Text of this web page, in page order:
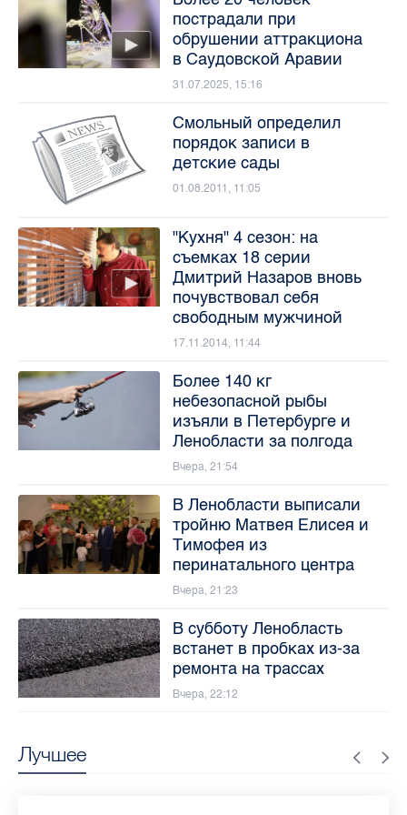
Лучшее
пострадали при
обрушении аттракциона
в Саудовской Аравии
31.07.2025, 15:16
Смольный определил
порядок записи в
детские сады
01.08.2011, 11:05
"Кухня" 4 сезон: на
съемках 18 серии
Дмитрий Назаров вновь
почувствовал себя
свободным мужчиной
17.11.2014, 11:44
Более 140 кг
небезопасной рыбы
изъяли в Петербурге и
Ленобласти за полгода
Вчера, 21:54
В Ленобласти выписали
тройню Матвея Елисея и
Тимофея из
перинатального центра
Вчера, 21:23
В субботу Ленобласть
встанет в пробках из-за
ремонта на трассах
Вчера, 22:12